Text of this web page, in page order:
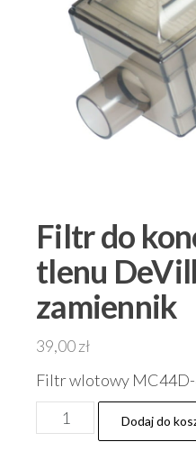
Filtr do
tlenu
zamiennik
39,00zł
Filtr wlotowy
ilość
Filtr
Dodaj do